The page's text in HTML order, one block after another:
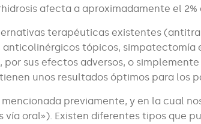
afecta a aproximadamente el
terapéuticas existentes
tópicos, simpatectomía
por sus efectos adversos, o
unos resultados óptimos para los
previamente, y en la cual
vía oral»). Existen diferentes tipos que